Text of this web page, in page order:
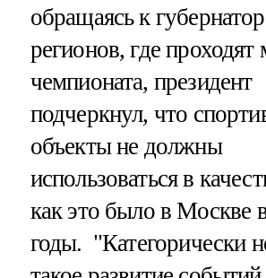
обращаясь к
регионов, где проходят
чемпионата, президент
подчеркнул, что
объекты не должны
использоваться в
как это было в Москве
годы. "Категорически